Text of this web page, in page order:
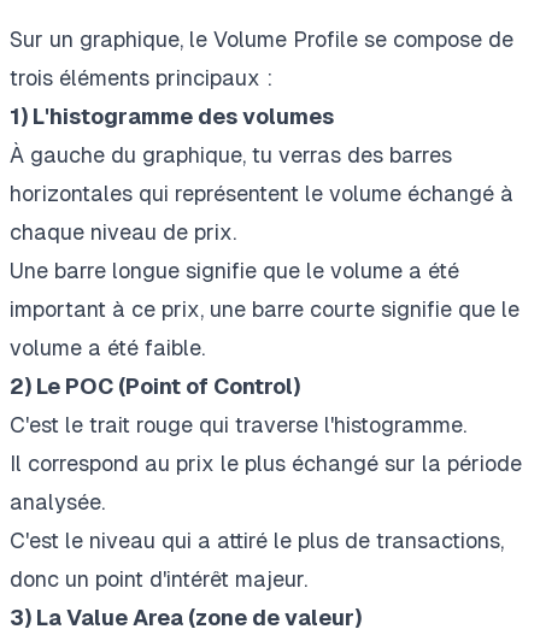
Sur un graphique, le Volume Profile se compose de
trois éléments principaux :
1) L'histogramme des volumes
À gauche du graphique, tu verras des barres
horizontales qui représentent le volume échangé à
chaque niveau de prix.
Une barre longue signifie que le volume a été
important à ce prix, une barre courte signifie que le
volume a été faible.
2) Le POC (Point of Control)
C'est le trait rouge qui traverse l'histogramme.
Il correspond au prix le plus échangé sur la période
analysée.
C'est le niveau qui a attiré le plus de transactions,
donc un point d'intérêt majeur.
3) La Value Area (zone de valeur)